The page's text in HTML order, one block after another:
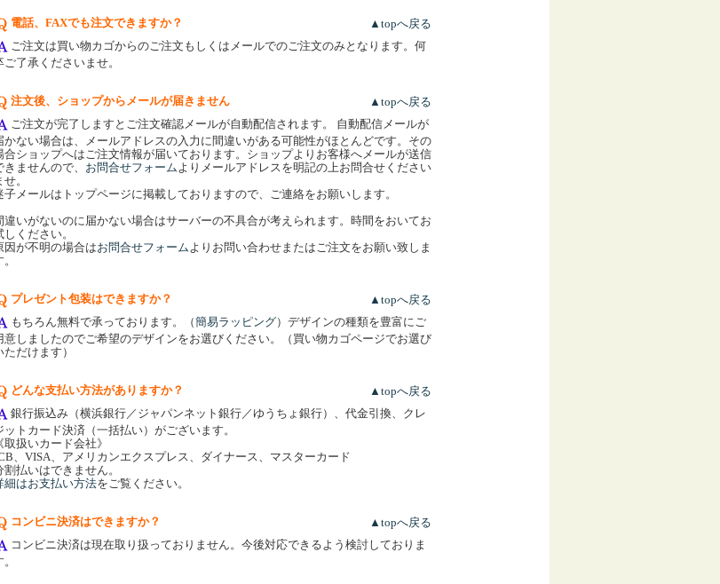
電話、FAXでも注文できますか？
▲topへ戻る
ご注文は買い物カゴからのご注文もしくはメールでのご注文のみとなります。何
ご了承くださいませ。
注文後、ショップからメールが届きません
▲topへ戻る
ご注文が完了しますとご注文確認メールが自動配信されます。 自動配信メールが
かない場合は、メールアドレスの入力に間違いがある可能性がほとんどです。その
合ショップへはご注文情報が届いております。ショップよりお客様へメールが送信
きませんので、 お問合せフォームよりメールアドレスを明記の上お問合せください
せ。
子メールはトップページに掲載しておりますので、ご連絡をお願いします。
違いがないのに届かない場合はサーバーの不具合が考えられます。時間をおいてお
しください。
因が不明の場合はお問合せフォームよりお問い合わせまたはご注文をお願い致しま
プレゼント包装はできますか？
▲topへ戻る
もちろん無料で承っております。（簡易ラッピング）デザインの種類を豊富にご
意しましたのでご希望のデザインをお選びください。（買い物カゴページでお選び
ただけます）
どんな支払い方法がありますか？
▲topへ戻る
銀行振込み（横浜銀行／ジャパンネット銀行／ゆうちょ銀行）、代金引換、クレ
ットカード決済（一括払い）がございます。
《取扱いカード会社》
、VISA、アメリカンエクスプレス、ダイナース、マスターカード
割払いはできません。
細はお支払い方法をご覧ください。
コンビニ決済はできますか？
▲topへ戻る
コンビニ決済は現在取り扱っておりません。今後対応できるよう検討しておりま